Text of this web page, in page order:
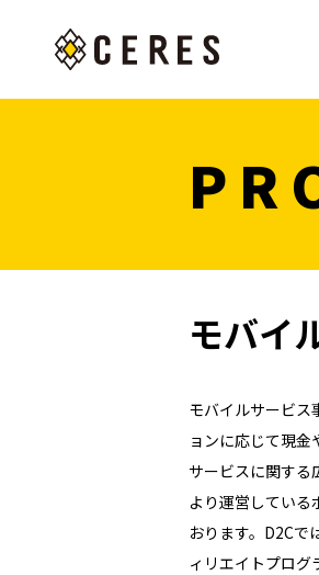
モバイ
モバイルサービス
ョンに応じて現
サービスに関する
より運営しているポイントサイト 「モッピー」は、これ
おります。D2Cで
ィリエイトプロ